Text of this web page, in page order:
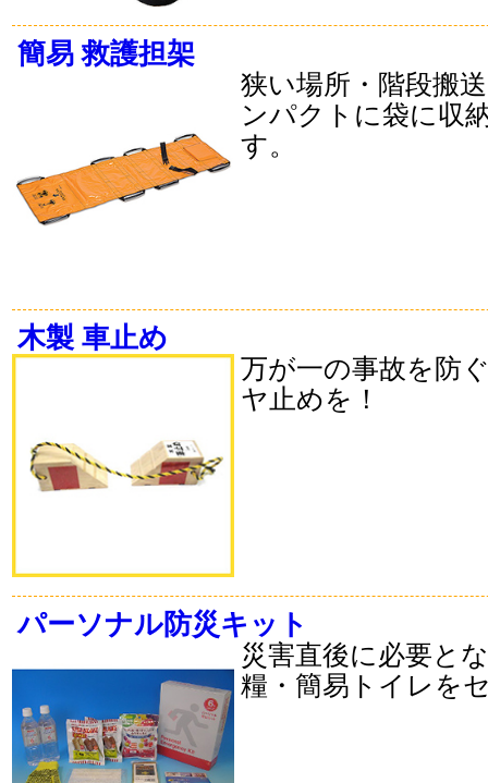
簡易 救護担架
狭い場所・階段搬
ンパクトに袋に収
す。
木製 車止め
万が一の事故を防
ヤ止めを！
パーソナル防災キット
災害直後に必要と
糧・簡易トイレを